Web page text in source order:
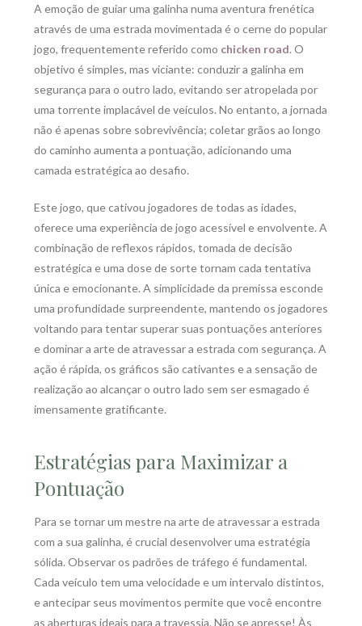
A emoção de guiar uma galinha numa aventura frenética
através de uma estrada movimentada é o cerne do popular
jogo, frequentemente referido como chicken road. O
objetivo é simples, mas viciante: conduzir a galinha em
segurança para o outro lado, evitando ser atropelada por
uma torrente implacável de veículos. No entanto, a jornada
não é apenas sobre sobrevivência; coletar grãos ao longo
do caminho aumenta a pontuação, adicionando uma
camada estratégica ao desafio.
Este jogo, que cativou jogadores de todas as idades,
oferece uma experiência de jogo acessível e envolvente. A
combinação de reflexos rápidos, tomada de decisão
estratégica e uma dose de sorte tornam cada tentativa
única e emocionante. A simplicidade da premissa esconde
uma profundidade surpreendente, mantendo os jogadores
voltando para tentar superar suas pontuações anteriores
e dominar a arte de atravessar a estrada com segurança. A
ação é rápida, os gráficos são cativantes e a sensação de
realização ao alcançar o outro lado sem ser esmagado é
imensamente gratificante.
Estratégias para Maximizar a
Pontuação
Para se tornar um mestre na arte de atravessar a estrada
com a sua galinha, é crucial desenvolver uma estratégia
sólida. Observar os padrões de tráfego é fundamental.
Cada veículo tem uma velocidade e um intervalo distintos,
e antecipar seus movimentos permite que você encontre
as aberturas ideais para a travessia. Não se apresse! Às